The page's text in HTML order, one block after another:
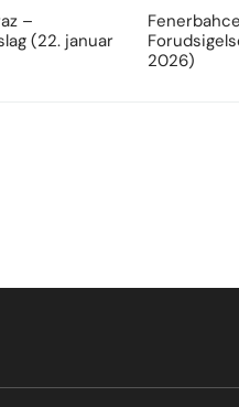
–
(22. januar
2026)